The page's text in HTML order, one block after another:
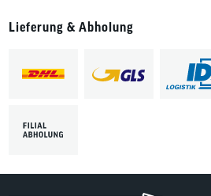
Lieferung & Abholung